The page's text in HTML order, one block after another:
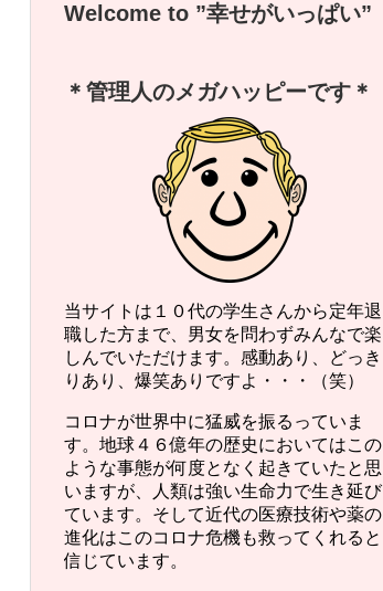
ク嫌なんですか？ｗ 先発品と全く同じですよ？w」
両親への感謝の気持ちも湧いてきたでしょ。いい加減に意地貼るの止めて仲直りしなさい 」【中編】
寝落ちしたら嫁から「子供あんなに泣いてたのによく寝てられんな…」って恨み節がメッセージで来てた
Welcome to ”幸せがいっぱい”
＊管理人のメガハッピーです＊
当サイトは１０代の学生さんから定年退
職した方まで、男女を問わずみんなで楽
しんでいただけます。感動あり、どっき
りあり、爆笑ありですよ・・・（笑）
コロナが世界中に猛威を振るっていま
す。地球４６億年の歴史においてはこの
ような事態が何度となく起きていたと思
いますが、人類は強い生命力で生き延び
ています。そして近代の医療技術や薬の
進化はこのコロナ危機も救ってくれると
信じています。